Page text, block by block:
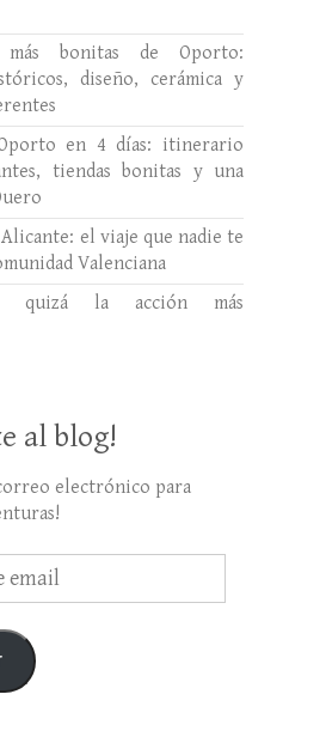
más bonitas de Oporto:
diseño, cerámica y
en 4 días: itinerario
tiendas bonitas y una
el viaje que nadie te
Valenciana
quizá la acción más
al blog!
electrónico para